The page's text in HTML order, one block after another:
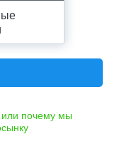
или почему мы